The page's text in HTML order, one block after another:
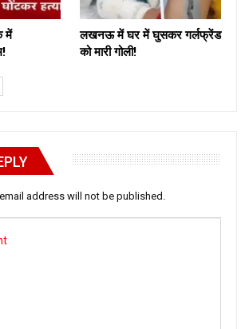
में
लखनऊ में घर में घुसकर गर्लफ्रेंड
को मारी गोली!
address will not be published.